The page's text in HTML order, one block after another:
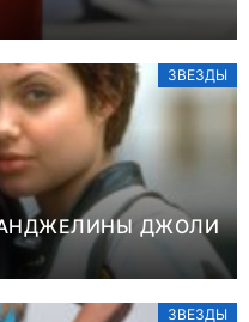
ЗВЕЗДЫ
ДЖОЛИ
ЗВЕЗДЫ